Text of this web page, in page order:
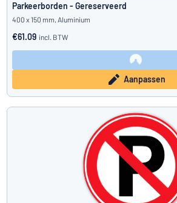
Parkeerborden - Gereserveerd
400 x 150 mm, Aluminium
€61.09 incl. BTW
Aanpassen